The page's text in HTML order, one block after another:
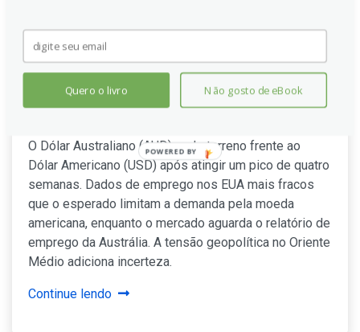
Dólar Australiano recua de
máxima mensal em meio a
dados de emprego nos EUA
O Dólar Australiano (AUD) cede terreno frente ao
Dólar Americano (USD) após atingir um pico de quatro
semanas. Dados de emprego nos EUA mais fracos
que o esperado limitam a demanda pela moeda
americana, enquanto o mercado aguarda o relatório de
emprego da Austrália. A tensão geopolítica no Oriente
Médio adiciona incerteza.
Continue lendo
Quero o livro Não gosto de eBook
POWERED
BY